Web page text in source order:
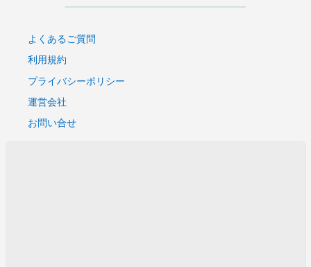
よくあるご質問
利用規約
プライバシーポリシー
運営会社
お問い合せ